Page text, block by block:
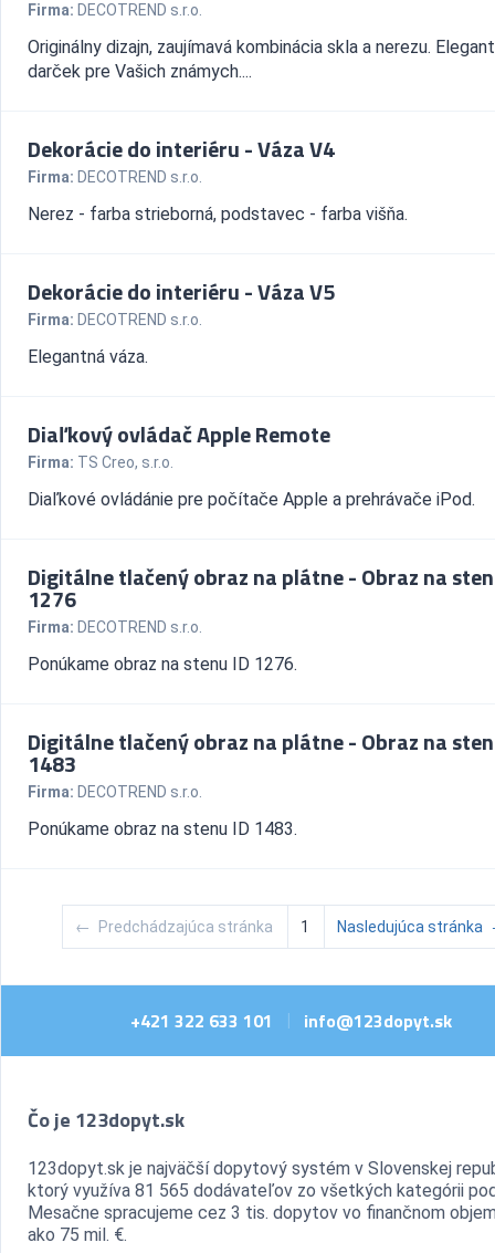
Firma: DECOTREND s.r.o.
Originálny dizajn, zaujímavá kombinácia skla a nerezu.
darček pre Vašich známych....
Dekorácie do interiéru - Váza V4
Firma: DECOTREND s.r.o.
Nerez - farba strieborná, podstavec - farba višňa.
Dekorácie do interiéru - Váza V5
Firma: DECOTREND s.r.o.
Elegantná váza.
Diaľkový ovládač Apple Remote
Firma: TS Creo, s.r.o.
Diaľkové ovládánie pre počítače Apple a prehrávače iPod.
Digitálne tlačený obraz na plátne - Obraz na
1276
Firma: DECOTREND s.r.o.
Ponúkame obraz na stenu ID 1276.
Digitálne tlačený obraz na plátne - Obraz na
1483
Firma: DECOTREND s.r.o.
Ponúkame obraz na stenu ID 1483.
← Predchádzajúca stránka 1 Nasledujúca stránka
+421 322 633 101 | info@123dopyt.sk
Čo je 123dopyt.sk
123dopyt.sk je najväčší dopytový systém v Slovenskej
ktorý využíva 81 565 dodávateľov zo všetkých kategórii
Mesačne spracujeme cez 3 tis. dopytov vo finančnom
ako 75 mil. €.